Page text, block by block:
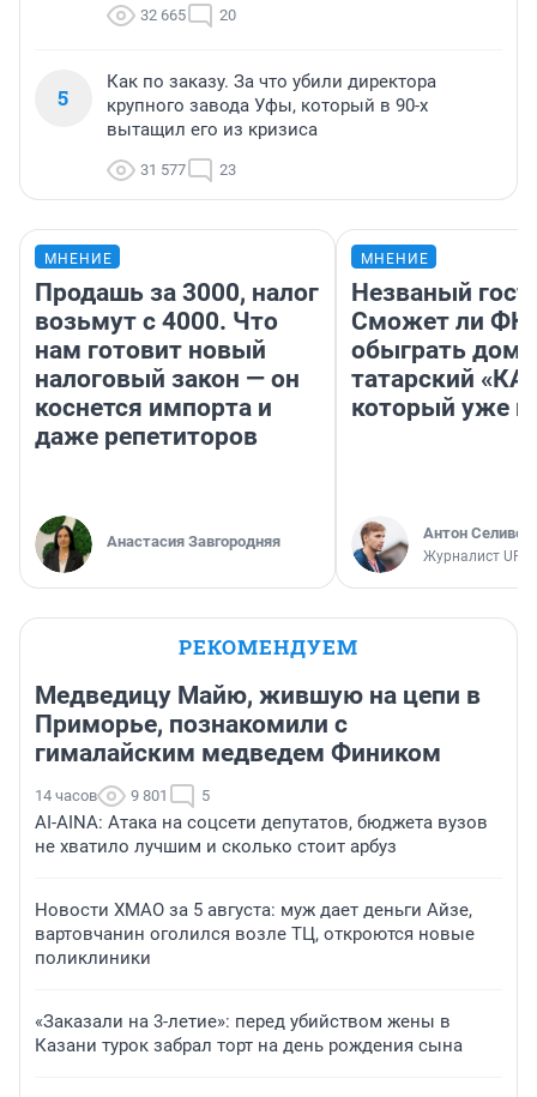
32 665 20
5
Как по заказу. За что убили директора
крупного завода Уфы, который в 90-х
вытащил его из кризиса
31 577 23
МНЕНИЕ
Продашь за 3000, налог
возьмут с 4000. Что
нам готовит новый
налоговый закон — он
коснется импорта и
даже репетиторов
Анастасия Завгородняя
МНЕНИЕ
Незваный
Сможет ли ФК
обыграть дома
татарский
который уже
Антон
Журналист
РЕКОМЕНДУЕМ
Медведицу Майю, жившую на цепи в
Приморье, познакомили с
гималайским медведем Фиником
14 часов 9 801 5
AI-AINA: Атака на соцсети депутатов, бюджета вузов
не хватило лучшим и сколько стоит арбуз
Новости ХМАО за 5 августа: муж дает деньги Айзе,
вартовчанин оголился возле ТЦ, откроются новые
поликлиники
«Заказали на 3-летие»: перед убийством жены в
Казани турок забрал торт на день рождения сына